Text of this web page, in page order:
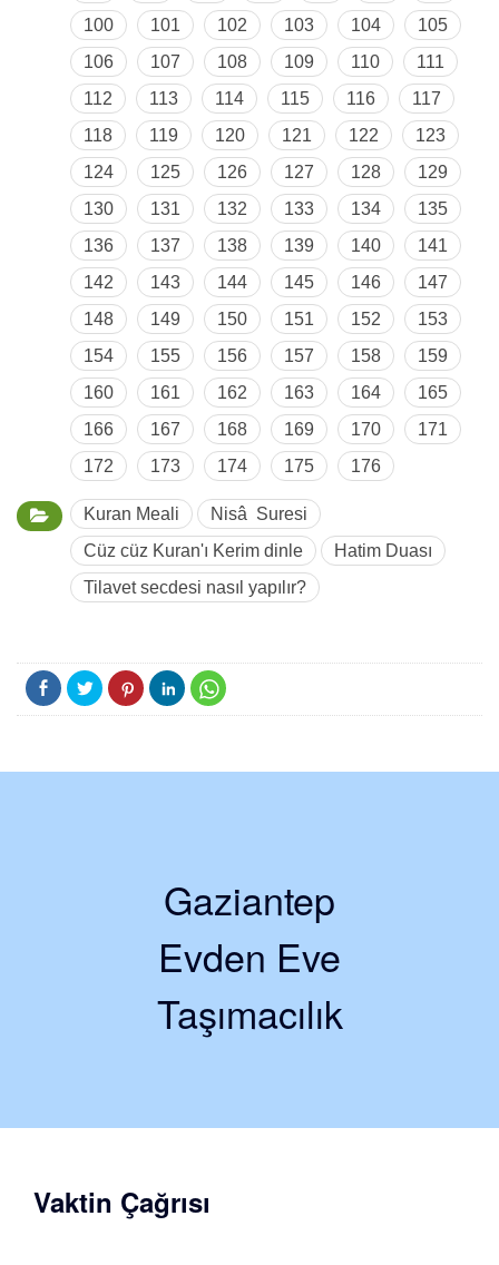
100 101 102 103 104
105
106
107 108 109 110
111
112
113 114 115 116
117
118
119 120 121 122
123
124
125 126 127 128
129
130
131 132 133 134
135
136
137 138 139 140
141
142
143 144 145 146
147
148
149 150 151 152
153
154
155 156 157 158
159
160
161 162 163 164
165
166
167 168 169 170
171
172
173 174 175 176
Kuran Meali
Nisâ Suresi
Cüz cüz Kuran'ı Kerim dinle
Hatim Duası
Tilavet secdesi nasıl yapılır?
Gaziantep
Evden Eve
Taşımacılık
Vaktin Çağrısı